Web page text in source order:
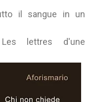
il sangue in un
lettres d'une